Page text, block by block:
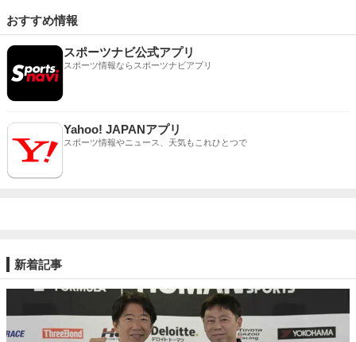
おすすめ情報
スポーツナビ公式アプリ
スポーツ情報ならスポーツナビアプリ
Yahoo! JAPANアプリ
スポーツ情報やニュース、天気もこれひとつで
新着記事